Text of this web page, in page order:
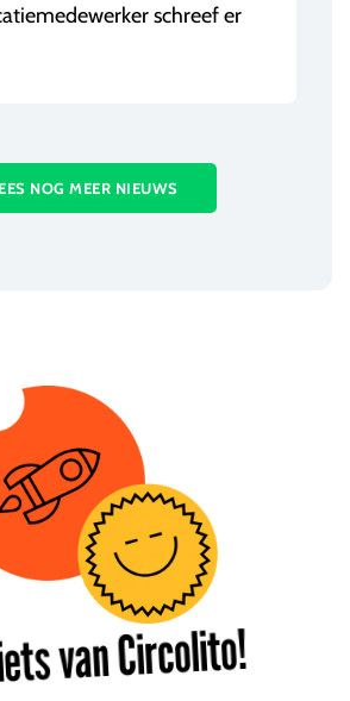
schreef er
NOG MEER NIEUWS
van Circolito!